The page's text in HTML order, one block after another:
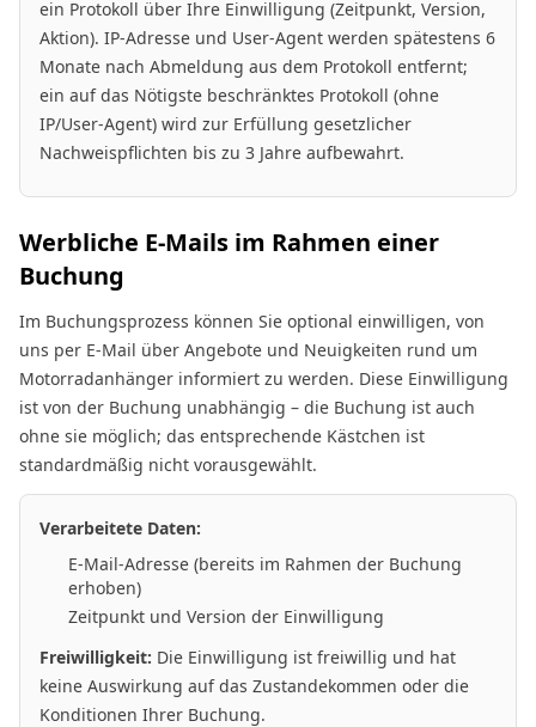
ein Protokoll über Ihre Einwilligung (Zeitpunkt, Version,
Aktion). IP-Adresse und User-Agent werden spätestens 6
Monate nach Abmeldung aus dem Protokoll entfernt;
ein auf das Nötigste beschränktes Protokoll (ohne
IP/User-Agent) wird zur Erfüllung gesetzlicher
Nachweispflichten bis zu 3 Jahre aufbewahrt.
Werbliche E-Mails im Rahmen einer
Buchung
Im Buchungsprozess können Sie optional einwilligen, von
uns per E-Mail über Angebote und Neuigkeiten rund um
Motorradanhänger informiert zu werden. Diese Einwilligung
ist von der Buchung unabhängig – die Buchung ist auch
ohne sie möglich; das entsprechende Kästchen ist
standardmäßig nicht vorausgewählt.
Verarbeitete Daten:
E-Mail-Adresse (bereits im Rahmen der Buchung
erhoben)
Zeitpunkt und Version der Einwilligung
Freiwilligkeit: Die Einwilligung ist freiwillig und hat
keine Auswirkung auf das Zustandekommen oder die
Konditionen Ihrer Buchung.